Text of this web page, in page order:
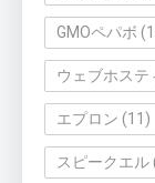
GMOペパボ
ウェブホステ
エプロン (11)
スピークエル